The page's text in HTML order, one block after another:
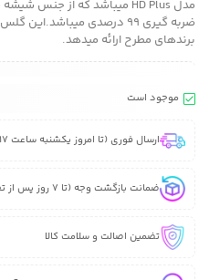
ضربه گیری 99 درصدی
برندهای مطرح ارائه میدهد.
موجود است
ارسال فوری (تا امروز یکشنبه ساعت 17)
ضمانت بازگشت وجه (تا 7 روز پس از تحویل)
تضمین اصالت و سلامت کالا